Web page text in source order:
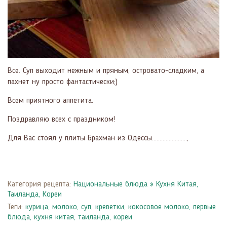
Все. Суп выходит нежным и пряным, островато-сладким, а
пахнет ну просто фантастически;)
Всем приятного аппетита.
Поздравляю всех с праздником!
Для Вас стоял у плиты Брахман из Одессы.......................,
Категория рецепта: Национальные блюда » Кухня Китая,
Таиланда, Кореи
Теги: курица, молоко, суп, креветки, кокосовое молоко, первые
блюда, кухня китая, таиланда, кореи